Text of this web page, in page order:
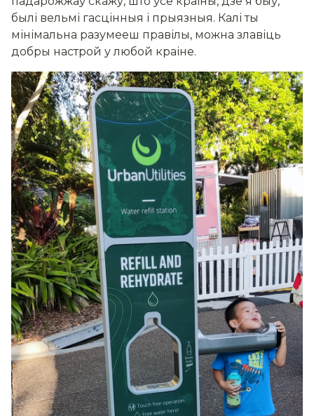
былі вельмі гасцінныя і прыязныя. Калі ты
мінімальна разумееш правілы, можна злавіць
добры настрой у любой краіне.